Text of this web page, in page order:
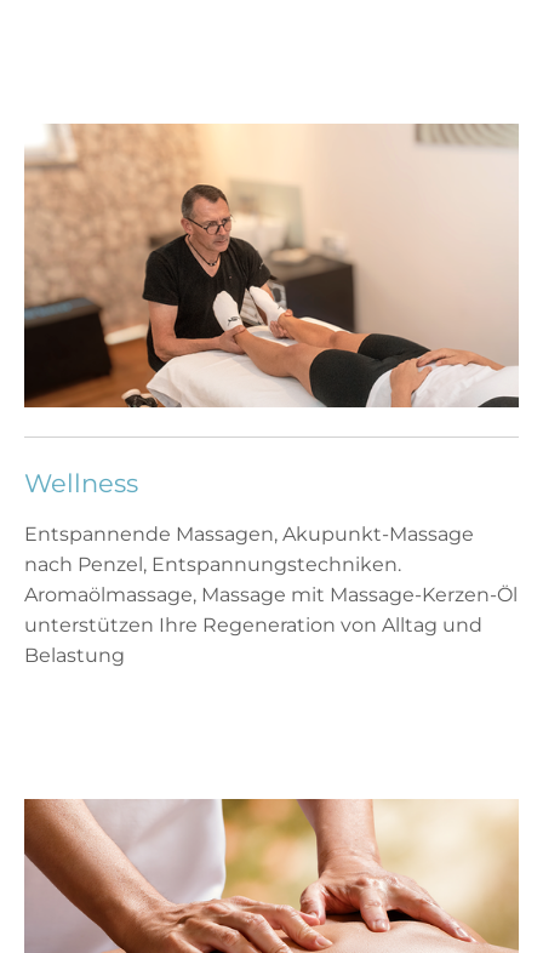
Wellness
Entspannende Massagen, Akupunkt-Massage
nach Penzel, Entspannungstechniken.
Aromaölmassage, Massage mit Massage-Kerzen-Öl
unterstützen Ihre Regeneration von Alltag und
Belastung